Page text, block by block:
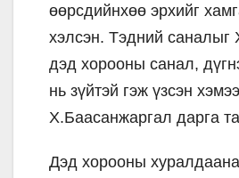
өөрсдийнхөө эрхийг
хэлсэн. Тэдний саналыг
дэд хорооны санал,
нь зүйтэй гэж үзсэн
Х.Баасанжаргал дарга
Дэд хорооны